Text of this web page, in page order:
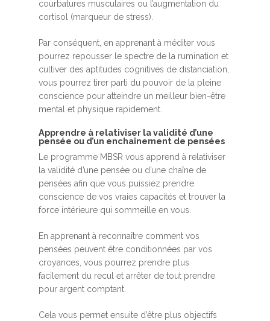
courbatures musculaires ou l’augmentation du
cortisol (marqueur de stress).
Par conséquent, en apprenant à méditer vous
pourrez repousser le spectre de la rumination et
cultiver des aptitudes cognitives de distanciation,
vous pourrez tirer parti du pouvoir de la pleine
conscience pour atteindre un meilleur bien-être
mental et physique rapidement.
Apprendre à relativiser la validité d’une
pensée ou d’un enchaînement de pensées
Le programme MBSR vous apprend à relativiser
la validité d’une pensée ou d’une chaîne de
pensées afin que vous puissiez prendre
conscience de vos vraies capacités et trouver la
force intérieure qui sommeille en vous.
En apprenant à reconnaître comment vos
pensées peuvent être conditionnées par vos
croyances, vous pourrez prendre plus
facilement du recul et arrêter de tout prendre
pour argent comptant.
Cela vous permet ensuite d’être plus objectifs